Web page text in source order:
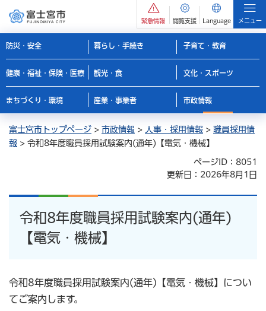
緊急情報 閲覧支援 Language メニュー
防災・安全 暮らし・手続き 子育て・教育
健康・福祉・保険・医療 観光・食 文化・スポーツ
まちづくり・環境 産業・事業者 市政情報
富士宮市トップページ > 市政情報 > 人事・採用情報 > 職員採用情
報 > 令和8年度職員採用試験案内(通年)【電気・機械】
ページID：8051
更新日：2026年8月1日
令和8年度職員採用試験案内(通年)
【電気・機械】
令和8年度職員採用試験案内(通年)【電気・機械】につい
てご案内します。